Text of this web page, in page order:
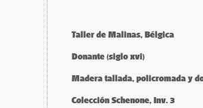
Taller de Malinas, Bélgica
Donante (siglo xvi)
Madera tallada, policromada y
Colección Schenone, Inv. 3